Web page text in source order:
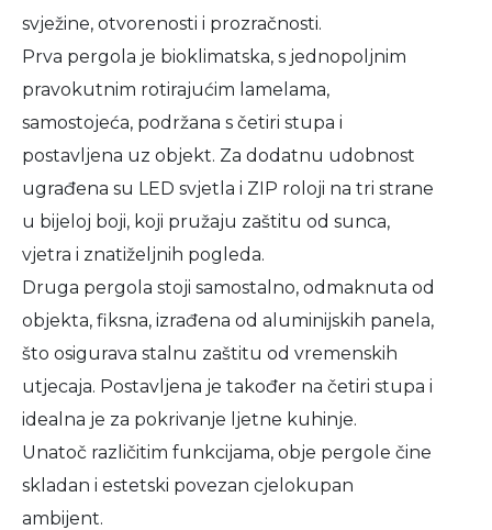
svježine, otvorenosti i prozračnosti.
Prva pergola je bioklimatska, s jednopoljnim
pravokutnim rotirajućim lamelama,
samostojeća, podržana s četiri stupa i
postavljena uz objekt. Za dodatnu udobnost
ugrađena su LED svjetla i ZIP roloji na tri strane
u bijeloj boji, koji pružaju zaštitu od sunca,
vjetra i znatiželjnih pogleda.
Druga pergola stoji samostalno, odmaknuta od
objekta, fiksna, izrađena od aluminijskih panela,
što osigurava stalnu zaštitu od vremenskih
utjecaja. Postavljena je također na četiri stupa i
idealna je za pokrivanje ljetne kuhinje.
Unatoč različitim funkcijama, obje pergole čine
skladan i estetski povezan cjelokupan
ambijent.